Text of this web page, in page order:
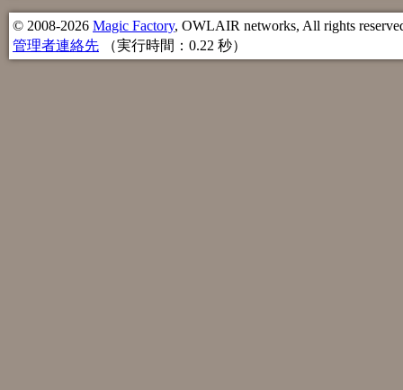
© 2008-2026 Magic Factory, OWLAIR networks, All rights
管理者連絡先 （実行時間：0.22 秒）